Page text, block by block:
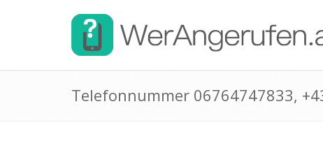
Telefonnummer 06764747833,